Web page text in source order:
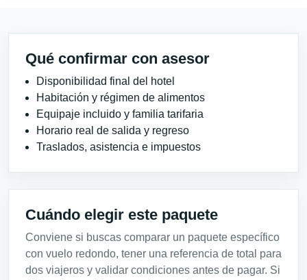
Qué confirmar con asesor
Disponibilidad final del hotel
Habitación y régimen de alimentos
Equipaje incluido y familia tarifaria
Horario real de salida y regreso
Traslados, asistencia e impuestos
Cuándo elegir este paquete
Conviene si buscas comparar un paquete específico
con vuelo redondo, tener una referencia de total para
dos viajeros y validar condiciones antes de pagar. Si